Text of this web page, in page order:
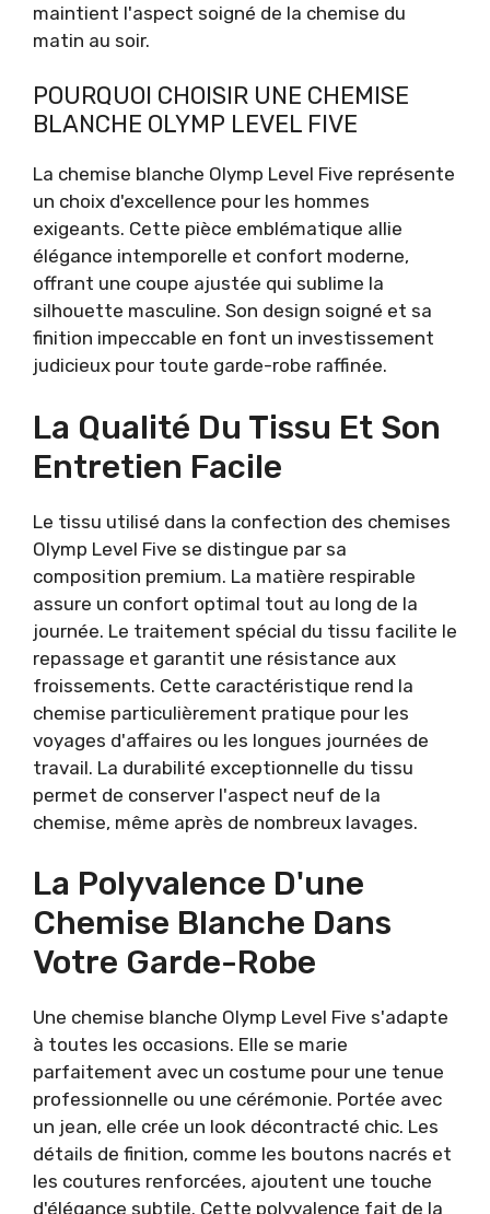
maintient l'aspect soigné de la chemise du
matin au soir.
POURQUOI CHOISIR UNE CHEMISE
BLANCHE OLYMP LEVEL FIVE
La chemise blanche Olymp Level Five représente
un choix d'excellence pour les hommes
exigeants. Cette pièce emblématique allie
élégance intemporelle et confort moderne,
offrant une coupe ajustée qui sublime la
silhouette masculine. Son design soigné et sa
finition impeccable en font un investissement
judicieux pour toute garde-robe raffinée.
La Qualité Du Tissu Et Son
Entretien Facile
Le tissu utilisé dans la confection des chemises
Olymp Level Five se distingue par sa
composition premium. La matière respirable
assure un confort optimal tout au long de la
journée. Le traitement spécial du tissu facilite le
repassage et garantit une résistance aux
froissements. Cette caractéristique rend la
chemise particulièrement pratique pour les
voyages d'affaires ou les longues journées de
travail. La durabilité exceptionnelle du tissu
permet de conserver l'aspect neuf de la
chemise, même après de nombreux lavages.
La Polyvalence D'une
Chemise Blanche Dans
Votre Garde-Robe
Une chemise blanche Olymp Level Five s'adapte
à toutes les occasions. Elle se marie
parfaitement avec un costume pour une tenue
professionnelle ou une cérémonie. Portée avec
un jean, elle crée un look décontracté chic. Les
détails de finition, comme les boutons nacrés et
les coutures renforcées, ajoutent une touche
d'élégance subtile. Cette polyvalence fait de la